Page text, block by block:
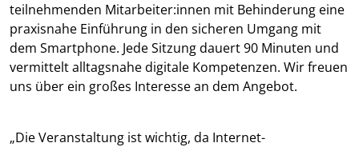
teilnehmenden Mitarbeiter:innen mit Behinderung eine
praxisnahe Einführung in den sicheren Umgang mit
dem Smartphone. Jede Sitzung dauert 90 Minuten und
vermittelt alltagsnahe digitale Kompetenzen. Wir freuen
uns über ein großes Interesse an dem Angebot.
„Die Veranstaltung ist wichtig, da Internet-